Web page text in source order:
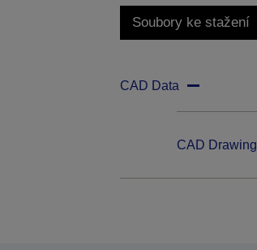
Soubory ke stažení
CAD Data
CAD Drawing